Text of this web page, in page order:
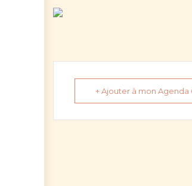
+ Ajouter à mon Agenda